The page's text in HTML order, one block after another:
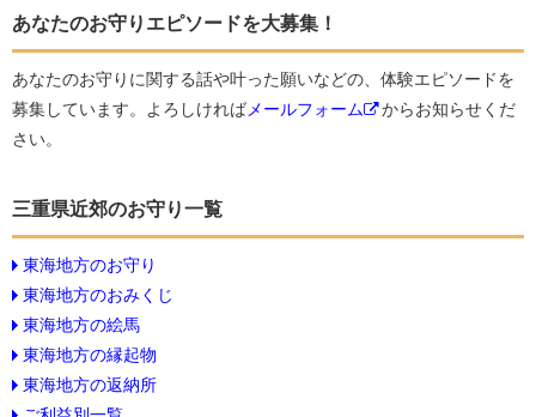
あなたのお守りエピソードを大募集！
あなたのお守りに関する話や叶った願いなどの、体験エピソードを
募集しています。よろしければ メールフォーム
からお知らせくだ
さい。
三重県近郊のお守り一覧
東海地方のお守り
東海地方のおみくじ
東海地方の絵馬
東海地方の縁起物
東海地方の返納所